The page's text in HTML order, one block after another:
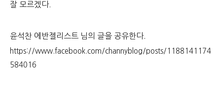
잘 모르겠다.
윤석찬 에반젤리스트 님의 글을 공유한다.
https://www.facebook.com/channyblog/posts/1188141174
584016